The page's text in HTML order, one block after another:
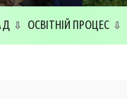
ОСВІТНІЙ ПРОЦЕС